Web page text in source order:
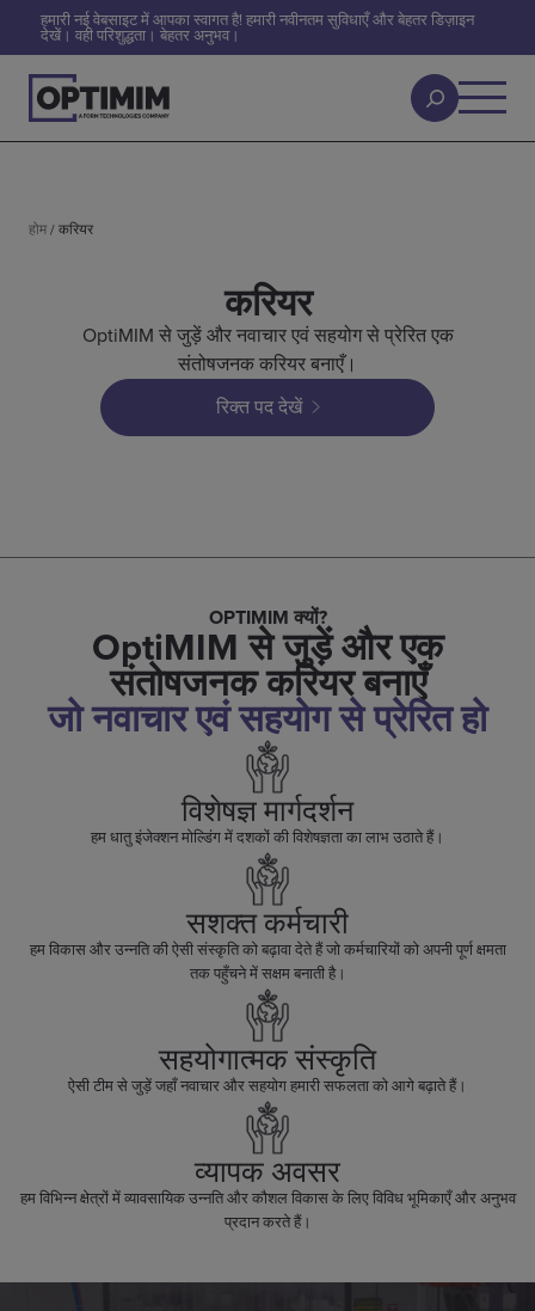
हमारी नई वेबसाइट में आपका स्वागत है! हमारी नवीनतम सुविधाएँ और बेहतर डिज़ाइन
देखें। वही परिशुद्धता। बेहतर अनुभव।
होम/करियर
करियर
OptiMIM से जुड़ें और नवाचार एवं सहयोग से प्रेरित एक
संतोषजनक करियर बनाएँ।
रिक्त पद देखें
OPTIMIM क्यों?
OptiMIM से जुड़ें और एक
संतोषजनक करियर बनाएँ
जो नवाचार एवं सहयोग से प्रेरित हो
विशेषज्ञ मार्गदर्शन
हम धातु इंजेक्शन मोल्डिंग में दशकों की विशेषज्ञता का लाभ उठाते हैं।
सशक्त कर्मचारी
हम विकास और उन्नति की ऐसी संस्कृति को बढ़ावा देते हैं जो कर्मचारियों को अपनी पूर्ण क्षमता
तक पहुँचने में सक्षम बनाती है।
सहयोगात्मक संस्कृति
ऐसी टीम से जुड़ें जहाँ नवाचार और सहयोग हमारी सफलता को आगे बढ़ाते हैं।
व्यापक अवसर
हम विभिन्न क्षेत्रों में व्यावसायिक उन्नति और कौशल विकास के लिए विविध भूमिकाएँ और अनुभव
प्रदान करते हैं।